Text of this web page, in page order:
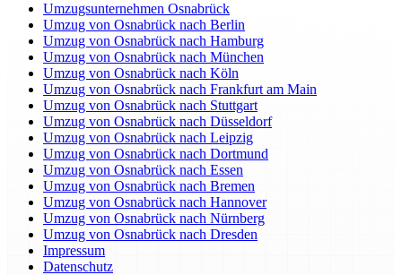
Umzugsunternehmen Osnabrück
Umzug von Osnabrück nach Berlin
Umzug von Osnabrück nach Hamburg
Umzug von Osnabrück nach München
Umzug von Osnabrück nach Köln
Umzug von Osnabrück nach Frankfurt am Main
Umzug von Osnabrück nach Stuttgart
Umzug von Osnabrück nach Düsseldorf
Umzug von Osnabrück nach Leipzig
Umzug von Osnabrück nach Dortmund
Umzug von Osnabrück nach Essen
Umzug von Osnabrück nach Bremen
Umzug von Osnabrück nach Hannover
Umzug von Osnabrück nach Nürnberg
Umzug von Osnabrück nach Dresden
Impressum
Datenschutz